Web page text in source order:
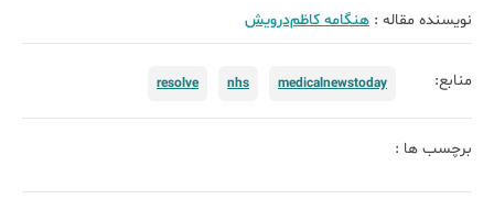
نویسنده مقاله : هنگامه کاظم‌درویش
منابع: medicalnewstoday
nhs
resolve
برچسب ها :